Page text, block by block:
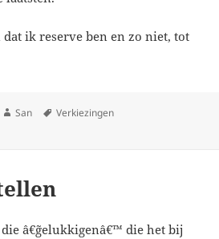
ik reserve ben en zo niet, tot
Auteur
San Tags
Verkiezingen
â€˜gelukkigenâ€™ die het bij